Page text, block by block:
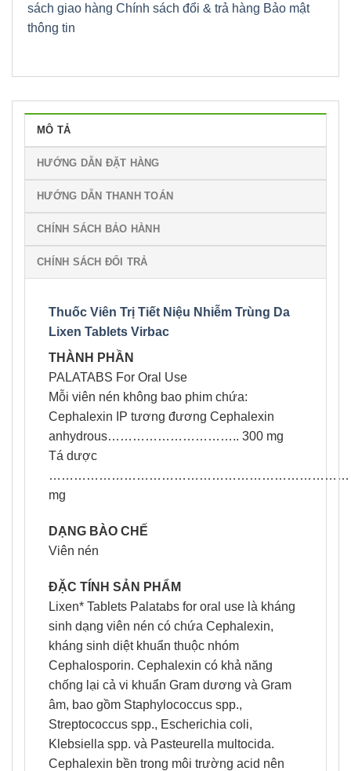
sách giao hàng Chính sách đổi & trả hàng Bảo mật
thông tin
MÔ TẢ
HƯỚNG DẪN ĐẶT HÀNG
HƯỚNG DẪN THANH TOÁN
CHÍNH SÁCH BẢO HÀNH
CHÍNH SÁCH ĐỔI TRẢ
Thuốc Viên Trị Tiết Niệu Nhiễm Trùng Da
Lixen Tablets Virbac
THÀNH PHẦN
PALATABS For Oral Use
Mỗi viên nén không bao phim chứa:
Cephalexin IP tương đương Cephalexin
anhydrous………………………….. 300 mg
Tá dược
mg
DẠNG BÀO CHẾ
Viên nén
ĐẶC TÍNH SẢN PHẨM
Lixen* Tablets Palatabs for oral use là kháng
sinh dạng viên nén có chứa Cephalexin,
kháng sinh diệt khuẩn thuộc nhóm
Cephalosporin. Cephalexin có khả năng
chống lại cả vi khuẩn Gram dương và Gram
âm, bao gồm Staphylococcus spp.,
Streptococcus spp., Escherichia coli,
Klebsiella spp. và Pasteurella multocida.
Cephalexin bền trong môi trường acid nên